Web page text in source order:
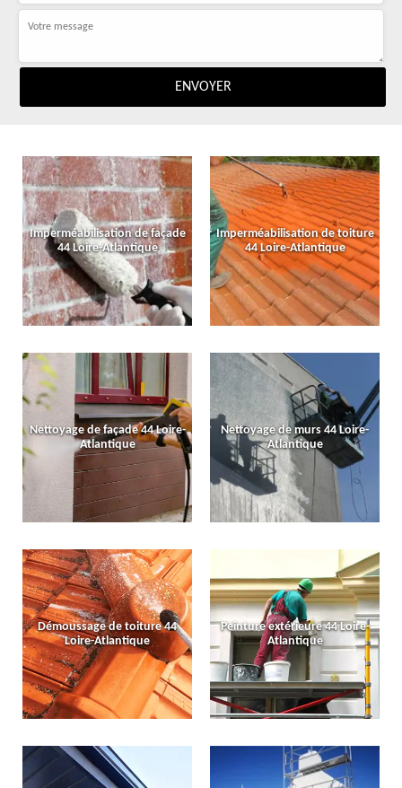
Imperméabilisation de façade
44 Loire-Atlantique
Imperméabilisation de toiture
44 Loire-Atlantique
Nettoyage de façade 44 Loire-
Atlantique
Nettoyage de murs 44 Loire-
Atlantique
Démoussage de toiture 44
Loire-Atlantique
Peinture extérieure 44 Loire-
Atlantique